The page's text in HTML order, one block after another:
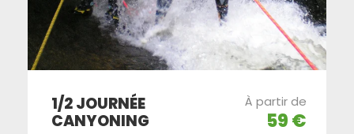
1/2 JOURNÉE
CANYONING
À partir de
59 €